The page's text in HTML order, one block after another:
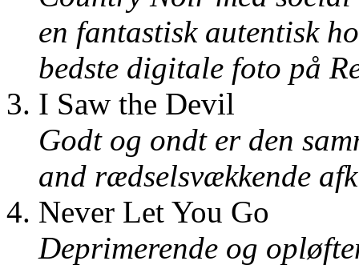
en fantastisk autentisk
bedste digitale foto på
I Saw the Devil
Godt og ondt er den
and rædselsvækkende
Never Let You Go
Deprimerende og